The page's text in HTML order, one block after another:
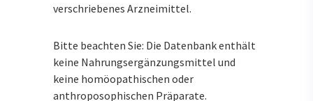
verschriebenes Arzneimittel.
Bitte beachten Sie: Die Datenbank enthält
keine Nahrungsergänzungsmittel und
keine homöopathischen oder
anthroposophischen Präparate.